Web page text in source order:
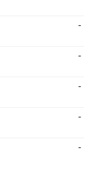
-
-
-
-
-